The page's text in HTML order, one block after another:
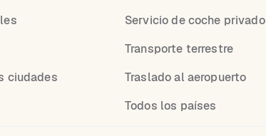
ciudades
Servicio de coche privado
Transporte terrestre
Traslado al aeropuerto
Todos los países